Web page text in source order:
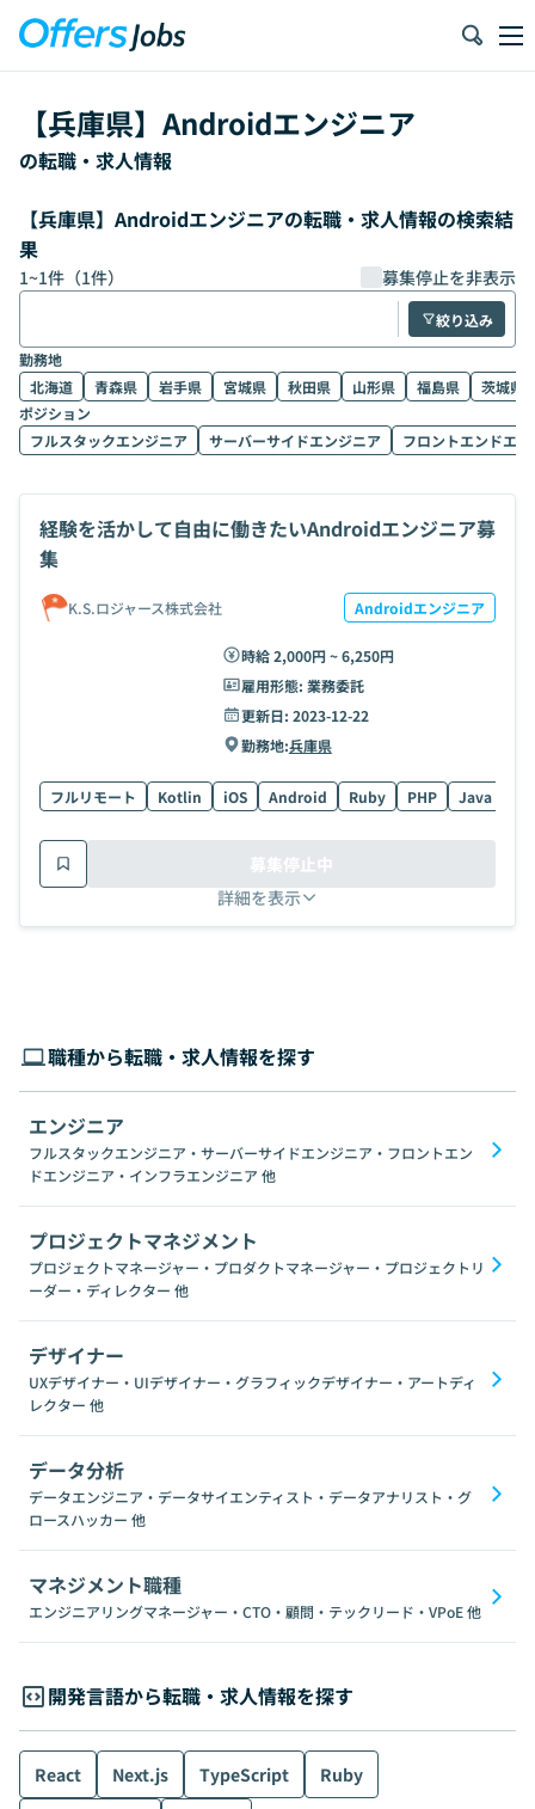
【兵庫県】 Androidエンジニア
の転職・求人情報
【兵庫県】Androidエンジニアの転職・求人情報の検索結
果
1~1件（1件） 募集停止を非表示
絞り込み
勤務地
北海道
青森県 岩手県 宮城県 秋田県 山形県 福島県
茨城県
ポジション
フルスタックエンジニア
サーバーサイドエンジニア フロントエンドエ
経験を活かして自由に働きたいAndroidエンジニア募
集
K.S.ロジャース株式会社 Androidエンジニア
時給 2,000円 ~ 6,250円
雇用形態: 業務委託
更新日: 2023-12-22
勤務地:兵庫県
フルリモート Kotlin iOS Android Ruby PHP Java
詳細を表示
募集停止中
職種から転職・求人情報を探す
エンジニア
フルスタックエンジニア・サーバーサイドエンジニア・フロントエン
ドエンジニア・インフラエンジニア 他
プロジェクトマネジメント
プロジェクトマネージャー・プロダクトマネージャー・プロジェクトリ
ーダー・ディレクター 他
デザイナー
UXデザイナー・UIデザイナー・グラフィックデザイナー・アートディ
レクター 他
データ分析
データエンジニア・データサイエンティスト・データアナリスト・グ
ロースハッカー 他
マネジメント職種
エンジニアリングマネージャー・CTO・顧問・テックリード・VPoE他
開発言語から転職・求人情報を探す
React Next.js TypeScript
Ruby